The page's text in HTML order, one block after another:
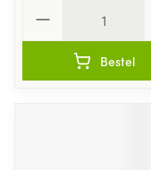
Bestel